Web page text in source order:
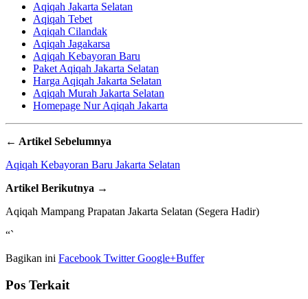
Aqiqah Jakarta Selatan
Aqiqah Tebet
Aqiqah Cilandak
Aqiqah Jagakarsa
Aqiqah Kebayoran Baru
Paket Aqiqah Jakarta Selatan
Harga Aqiqah Jakarta Selatan
Aqiqah Murah Jakarta Selatan
Homepage Nur Aqiqah Jakarta
← Artikel Sebelumnya
Aqiqah Kebayoran Baru Jakarta Selatan
Artikel Berikutnya →
Aqiqah Mampang Prapatan Jakarta Selatan (Segera Hadir)
“`
Bagikan ini Facebook TwitterGoogle+Buffer
Pos Terkait